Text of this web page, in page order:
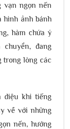
vạn ngọn nến
hình ảnh bánh
hàm chứa ý
đang
trong lòng các
diệu khi tiếng
về với những
nến, hướng